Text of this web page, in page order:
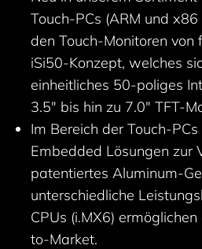
Touch-PCs (ARM und
den Touch-Monitoren von
iSi50-Konzept, welches
einheitliches 50-poliges
3.5" bis hin zu 7.0" TFT-
Im Bereich der Touch-
Embedded Lösungen zur
patentiertes Aluminum-
unterschiedliche
CPUs (i.MX6)
to-Market.